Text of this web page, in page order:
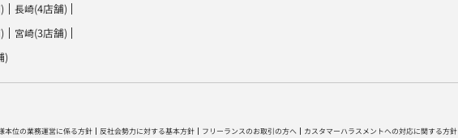
長崎(4店舗)
宮崎(3店舗)
)
本位の業務運営に係る方針 反社会勢力に対する基本方針 フリーランスのお取引の方へ カスタマーハラスメントへの対応に関する方針